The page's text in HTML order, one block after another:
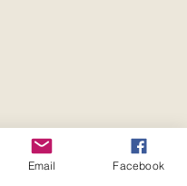
Email Facebook